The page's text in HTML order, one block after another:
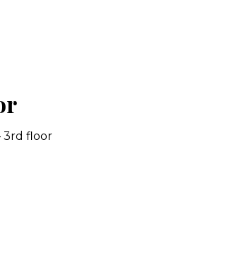
3rd floor